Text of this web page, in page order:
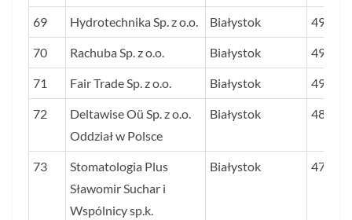
69 Hydrotechnika Sp. z o.o. Białystok 49,5
70 Rachuba Sp. z o.o. Białystok 49,1
71 Fair Trade Sp. z o.o. Białystok 49,1
72
Deltawise Oü Sp. z o.o.
Oddział w Polsce
Białystok 48,2
73
Stomatologia Plus
Sławomir Suchar i
Wspólnicy sp.k.
Białystok 47,1